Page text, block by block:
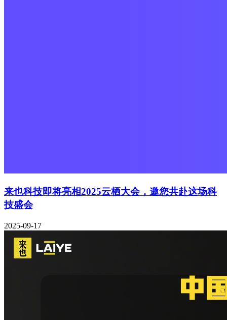
来也科技即将亮相2025云栖大会，邀您共赴这场科
技盛会
2025-09-17